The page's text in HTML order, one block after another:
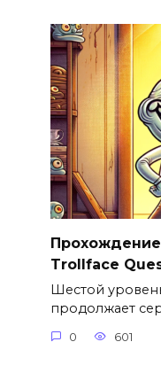
Trollface
Шестой
продолжает
0 601